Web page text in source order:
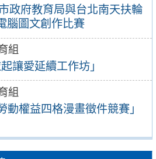
政府教育局與台北南天扶輪
腦圖文創作比賽
組
讓愛延續工作坊」
組
動權益四格漫畫徵件競賽」